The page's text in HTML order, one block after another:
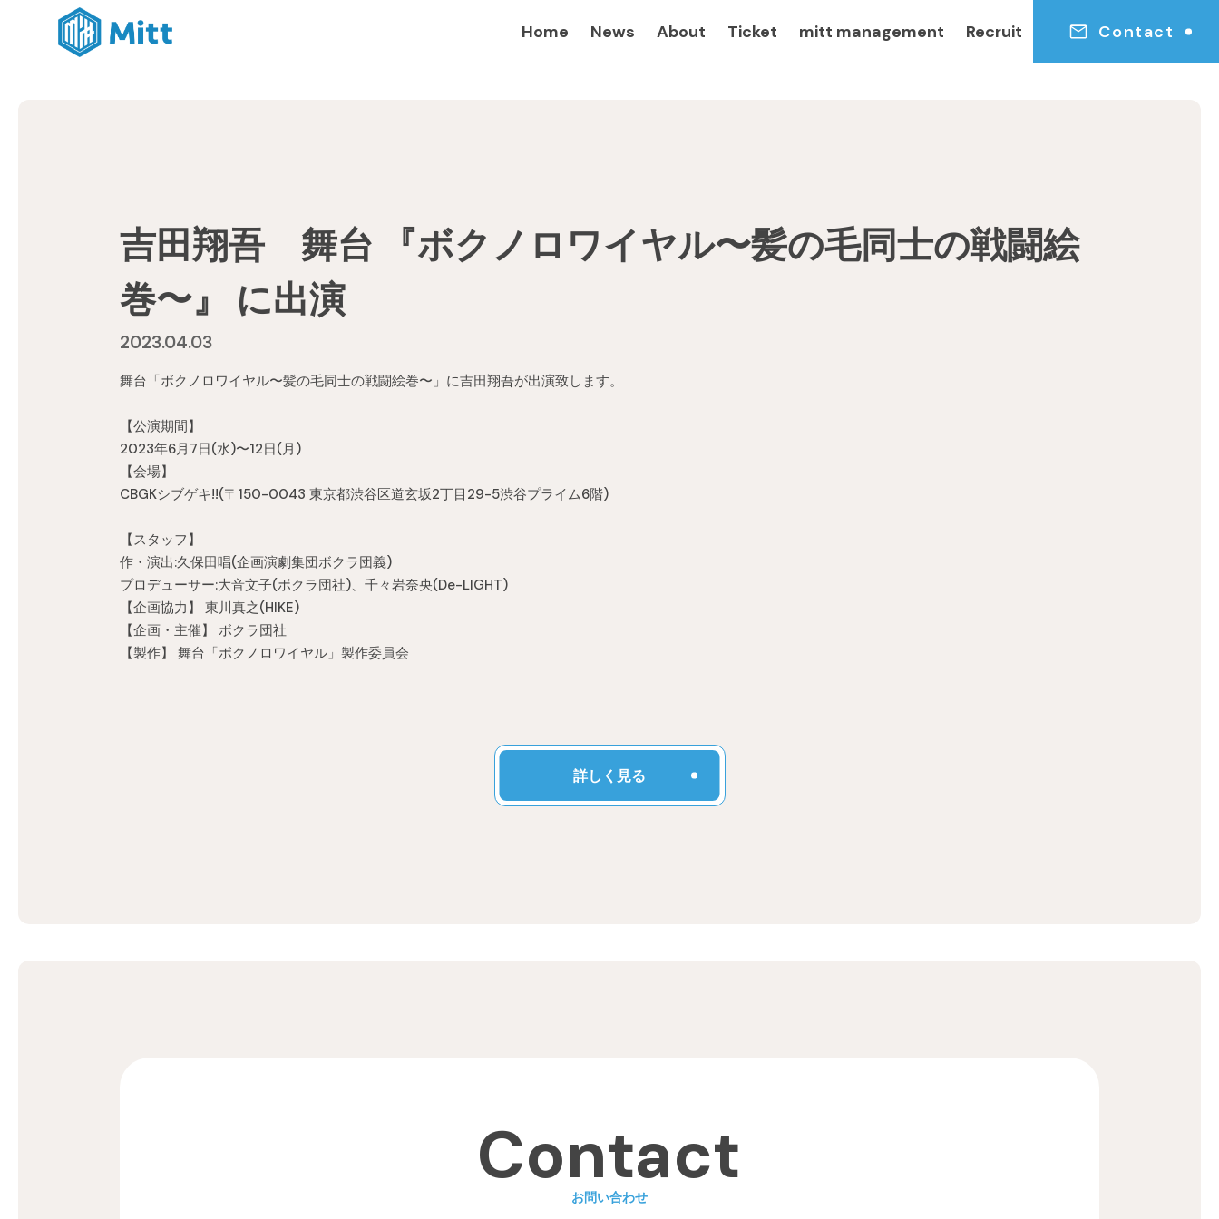
Home News About Ticket mitt management Recruit Contact
吉田翔吾 舞台 『ボクノロワイヤル〜髪の毛同士の戦闘絵
巻〜』 に出演
2023.04.03
舞台「ボクノロワイヤル〜髪の毛同士の戦闘絵巻〜」に吉田翔吾が出演致します。
【公演期間】
2023年6月7日(水)〜12日(月)
【会場】
CBGKシブゲキ!!(〒150-0043 東京都渋谷区道玄坂2丁目29-5渋谷プライム6階)
【スタッフ】
作・演出:久保田唱(企画演劇集団ボクラ団義)
プロデューサー:大音文子(ボクラ団社)、千々岩奈央(De-LIGHT)
【企画協力】 東川真之(HIKE)
【企画・主催】 ボクラ団社
【製作】 舞台「ボクノロワイヤル」製作委員会
詳しく見る
Contact
お問い合わせ